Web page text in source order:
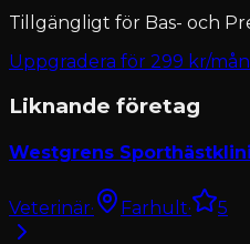
Tillgängligt för Bas- och
Uppgradera för 299 kr/
Liknande företag
Westgrens
Veterinär· Farhult· 5